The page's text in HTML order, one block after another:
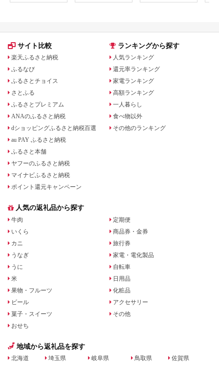
泊 観光 体験 旅行券
人気 おすすめ 旅行ク
ン ネット予約 電話 有
サイト比較
楽天ふるさと納税
ふるなび
ふるさとチョイス
さとふる
ふるさとプレミアム
ANAのふるさと納税
dショッピングふるさと納税百選
au PAY ふるさと納税
ふるさと本舗
ヤフーのふるさと納税
マイナビふるさと納税
ポイント還元キャンペーン
ランキングから探す
人気ランキング
還元率ランキング
家電ランキング
高額ランキング
一人暮らし
食べ物以外
その他のランキング
人気の返礼品から探す
牛肉
いくら
カニ
うなぎ
うに
米
果物・フルーツ
ビール
菓子・スイーツ
おせち
定期便
商品券・金券
旅行券
家電・電化製品
自転車
日用品
化粧品
アクセサリー
その他
地域から返礼品を探す
北海道 埼玉県 岐阜県 鳥取県 佐賀県